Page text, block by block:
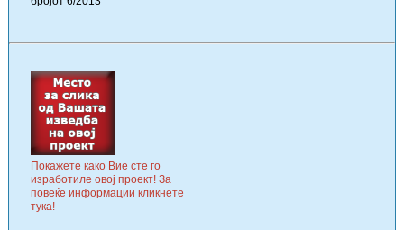
Покажете како Вие сте го
изработиле овој проект! За
повеќе информации кликнете
тука!